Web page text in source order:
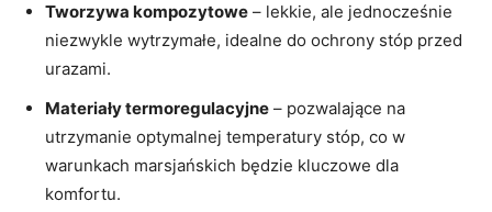
Tworzywa kompozytowe – lekkie, ale jednocześnie
niezwykle wytrzymałe, idealne do ochrony stóp przed
urazami.
Materiały termoregulacyjne – pozwalające na
utrzymanie optymalnej temperatury stóp, co w
warunkach marsjańskich będzie kluczowe dla
komfortu.